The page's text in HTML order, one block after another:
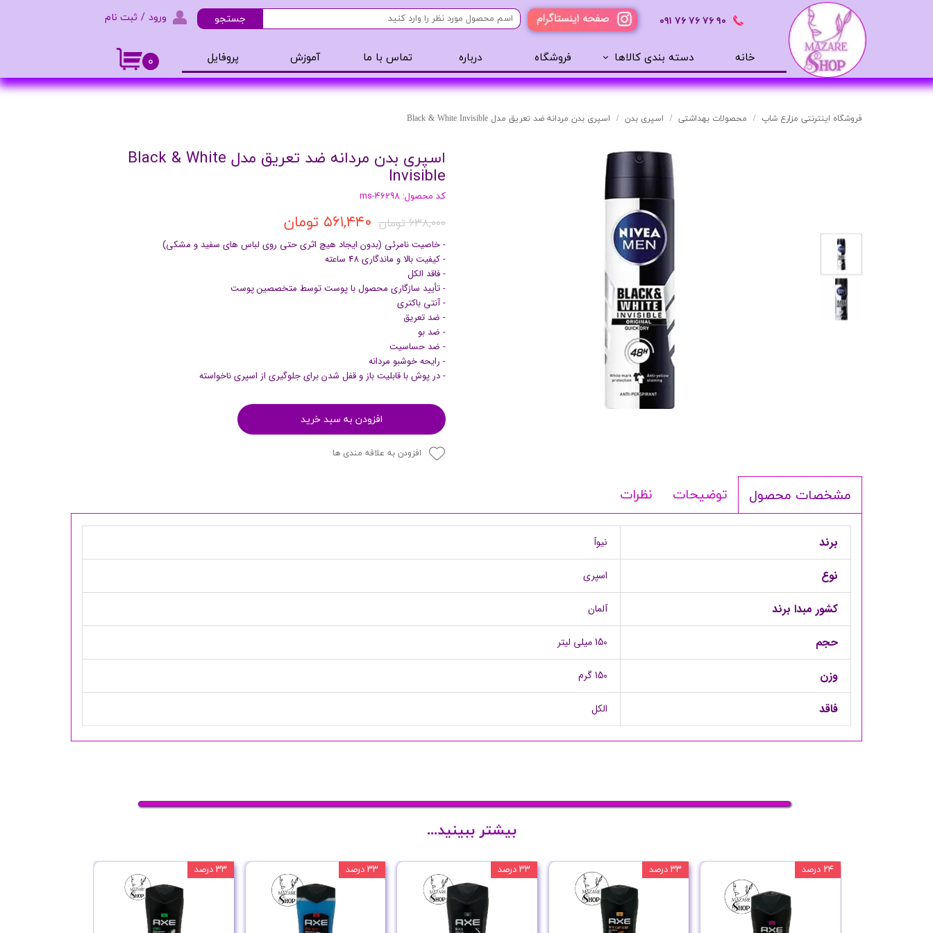
۰
ورود / ثبت نام
تغییر گذر واژه
٩٠ ٧۶ ٧۶ ٧۶ ٠٩١
خانه دسته بندی کالاها
محصولات بهداشتی
ضد آفتاب
شوینده
آرایشی
پنکک
تینت لب
رژ لب
ریمل
کرم پودر
لیپ گلاس
خط چشم
سایه چشم
پرایمر
مراقبت مو
سایه ابرو
روغن مو
ژل مو
سرم مو
کرم مو
حالت دهنده مو
شامپو سر
عطر و ادکلن
لوازم برقی مکمل ها
فروشگاه درباره تماس با ما آموزش پروفایل
جستجو
فروشگاه اینترنتی مزارع شاپ محصولات بهداشتی اسپری بدن اسپری بدن مردانه ضد تعریق مدل Black & White Invisible
اسپری بدن مردانه ضد تعریق مدل Black & White
Invisible
کد محصول: ms-46298
۶۳۸,۰۰۰ تومان ۵۶۱,۴۴۰ تومان
- خاصیت نامرئی (بدون ایجاد هیچ اثری حتی روی لباس های سفید و مشکی)
- کیفیت بالا و ماندگاری 48 ساعته
- فاقد الکل
- تأیید سازگاری محصول با پوست توسط متخصصین پوست
- آنتی باکتری
- ضد تعریق
- ضد بو
- ضد حساسیت
- رایحه خوشبو مردانه
- در پوش با قابلیت باز و قفل شدن برای جلوگیری از اسپری ناخواسته
افزودن به سبد خرید
افزودن به علاقه مندی ها
مشخصات محصول توضیحات نظرات
برند نیوآ
نوع اسپری
کشور مبدا برند آلمان
حجم 150 میلی لیتر
وزن 150 گرم
فاقد الکل
۳۳ درصد ۳۳ درصد ۳۳ درصد ۳۳ درصد ۲۴ درصد
بیشتر ببینید...